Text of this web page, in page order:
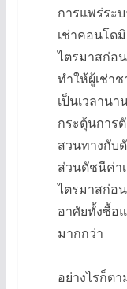
การแพร่ระ
เช่าคอนโด
ไตรมาสก่อ
ทำให้ผู้เช่า
เป็นเวลานา
กระตุ้นการ
สวนทางกับ
ส่วนดัชนีค่า
ไตรมาสก่อ
อาศัยทั้งซื้อ
มากกว่า
อย่างไรก็ต